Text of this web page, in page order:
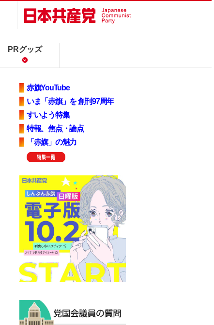
PRグッズ
赤旗YouTube
いま「赤旗」を 創刊97周年
すいよう特集
特報、焦点・論点
「赤旗」の魅力